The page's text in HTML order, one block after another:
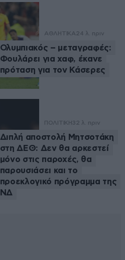
ΑΘΛΗΤΙΚΑ24 λ. πριν
Ολυμπιακός – μεταγραφές:
Φουλάρει για χαφ, έκανε
πρόταση για τον Κάσερες
ΠΟΛΙΤΙΚΗ32 λ. πριν
Διπλή αποστολή Μητσοτάκη
στη ΔΕΘ: Δεν θα αρκεστεί
μόνο στις παροχές, θα
παρουσιάσει και το
προεκλογικό πρόγραμμα της
ΝΔ